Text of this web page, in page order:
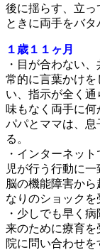
後に揺らす、立っ
ときに両手をバタ
１歳１１ヶ月
・目が合わない
常的に言葉かけ
い、指示が全く
味もなく両手に何
パパとママは、息
る。
・インターネッ
児が行う行動に
脳の機能障害か
なりのショックを
・少しでも早く
来のために療育
院に問い合わせ